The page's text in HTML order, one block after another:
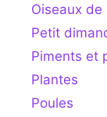
Oiseaux de
Petit
Piments et
Plantes
Poules